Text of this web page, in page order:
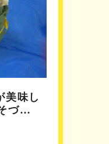
美味し
づ…